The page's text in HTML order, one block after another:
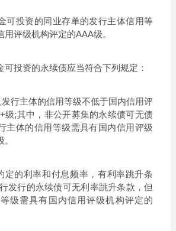
投资的同业存单的发行主体信用等
评级机构评定的AAA级。
投资的永续债应当符合下列规定：
主体的信用等级不低于国内信用评
级;其中，非公开募集的永续债可无债
主体的信用等级需具有国内信用评级
的利率和付息频率，有利率跳升条
发行的永续债可无利率跳升条款，但
级需具有国内信用评级机构评定的